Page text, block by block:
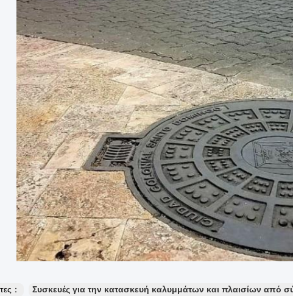
： Συσκευές για την κατασκευή καλυμμάτων και πλαισίων από